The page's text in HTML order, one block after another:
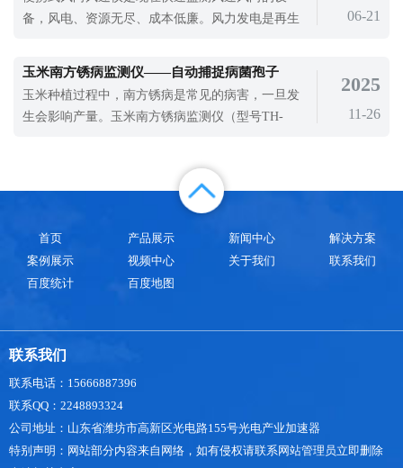
自动小型气象站不需要调试，可以快熟速不止，应
用多种领域。山东天合自动小型气象站与
备，风电、资源无尽、成本低廉。风力发电是再生
家，高度重视风电的发展，将风电的发展作为调整
能源结构、保护环境、合理利用资源、实现可持续
发展的重要措施。风电场的建设对沿海经济
06-21
玉米南方锈病监测仪——自动捕捉病菌孢子
玉米种植过程中，南方锈病是常见的病害，一旦发
生会影响产量。玉米南方锈病监测仪（型号TH-
2025
11-26
首页 产品展示 新闻中心
解决方案
案例展示
视频中心 关于我们
联系我们
百度统计
百度地图
联系我们
联系电话：15666887396
联系QQ：2248893324
公司地址：山东省潍坊市高新区光电路155号光电产业加速器
特别声明：网站部分内容来自网络，如有侵权请联系网站管理员立即删除